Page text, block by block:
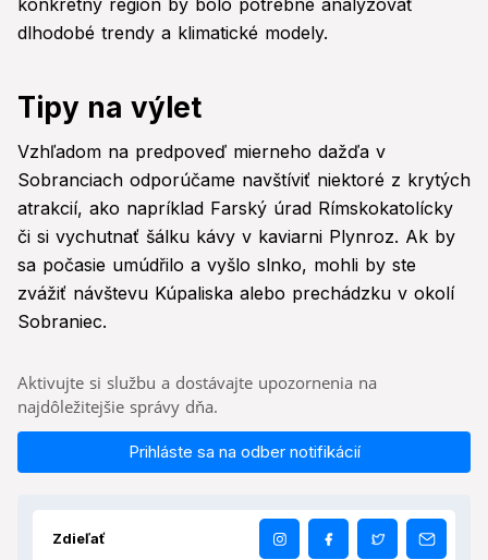
konkrétny región by bolo potrebné analyzovať
dlhodobé trendy a klimatické modely.
Tipy na výlet
Vzhľadom na predpoveď mierneho dažďa v
Sobranciach odporúčame navštíviť niektoré z krytých
atrakcií, ako napríklad Farský úrad Rímskokatolícky
či si vychutnať šálku kávy v kaviarni Plynroz. Ak by
sa počasie umúdřilo a vyšlo slnko, mohli by ste
zvážiť návštevu Kúpaliska alebo prechádzku v okolí
Sobraniec.
Aktivujte si službu a dostávajte upozornenia na
najdôležitejšie správy dňa.
Prihláste sa na odber notifikácií
Zdieľať